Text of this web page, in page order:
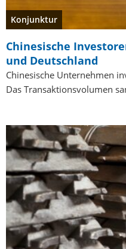
Konjunktur
Chinesische
und Deutschland
Chinesische Unternehmen
Das Transaktionsvolumen